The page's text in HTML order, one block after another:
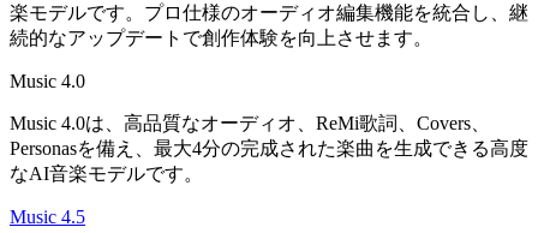
楽モデルです。プロ仕様のオーディオ編集機能を統合し、継
続的なアップデートで創作体験を向上させます。
Music 4.0
Music 4.0は、高品質なオーディオ、ReMi歌詞、Covers、
Personasを備え、最大4分の完成された楽曲を生成できる高度
なAI音楽モデルです。
Music 4.5